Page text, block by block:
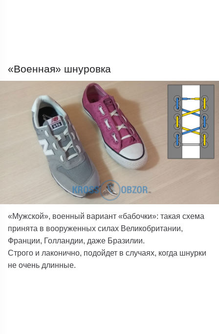
«Военная» шнуровка
«Мужской», военный вариант «бабочки»: такая схема
принята в вооруженных силах Великобритании,
Франции, Голландии, даже Бразилии.
Строго и лаконично, подойдет в случаях, когда шнурки
не очень длинные.